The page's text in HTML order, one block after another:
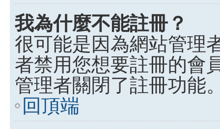
我為什麼不能註冊？
很可能是因為網站管理
者禁用您想要註冊的會
管理者關閉了註冊功能
回頂端